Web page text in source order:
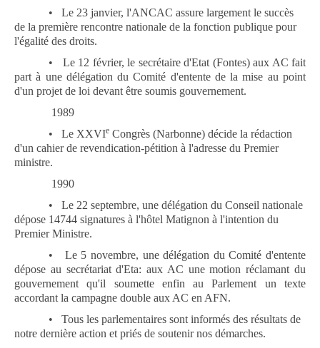
•
Le 23 janvier, l'ANCAC assure largement le succès
de la première rencontre nationale de la fonction publique pour
l'égalité des droits.
•
Le 12 février, le secrétaire d'Etat (Fontes) aux AC fait
part à une délégation du Comité d'entente de la mise au point
d'un projet de loi devant être soumis gouvernement.
1989
•
Le XXVIe Congrès (Narbonne) décide la rédaction
d'un cahier de revendication-pétition à l'adresse du Premier
ministre.
1990
•
Le 22 septembre, une délégation du Conseil nationale
dépose 14744 signatures à l'hôtel Matignon à l'intention du
Premier Ministre.
•
Le 5 novembre, une délégation du Comité d'entente
dépose au secrétariat d'Eta: aux AC une motion réclamant du
gouvernement qu'il soumette enfin au Parlement un texte
accordant la campagne double aux AC en AFN.
•
Tous les parlementaires sont informés des résultats de
notre dernière action et priés de soutenir nos démarches.